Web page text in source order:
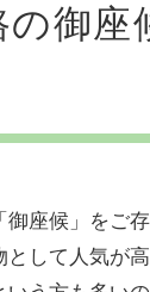
の御座
御座候」をご
として人気が